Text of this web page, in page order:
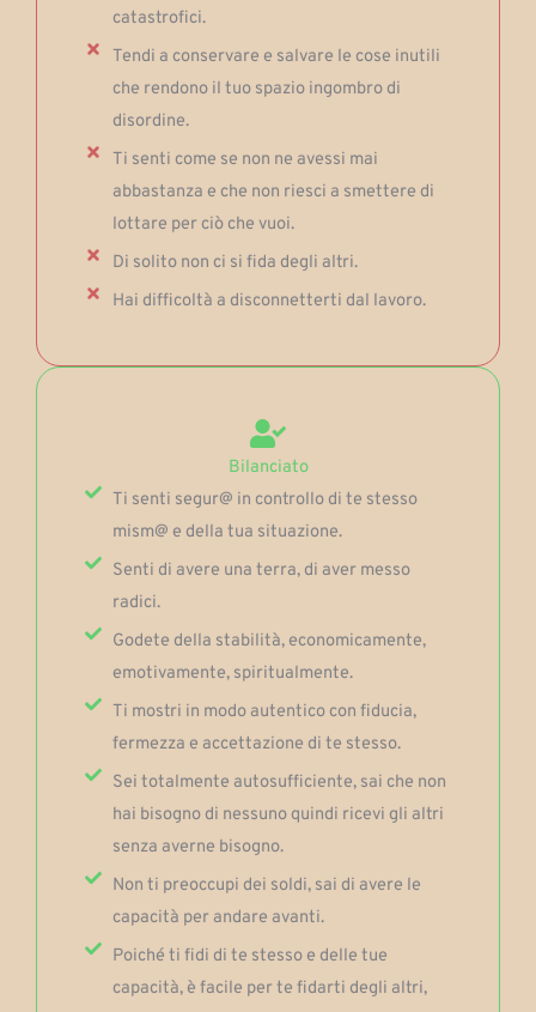
catastrofici.
Tendi a conservare e salvare le cose inutili
che rendono il tuo spazio ingombro di
disordine.
Ti senti come se non ne avessi mai
abbastanza e che non riesci a smettere di
lottare per ciò che vuoi.
Di solito non ci si fida degli altri.
Hai difficoltà a disconnetterti dal lavoro.
Bilanciato
Ti senti segur@ in controllo di te stesso
mism@ e della tua situazione.
Senti di avere una terra, di aver messo
radici.
Godete della stabilità, economicamente,
emotivamente, spiritualmente.
Ti mostri in modo autentico con fiducia,
fermezza e accettazione di te stesso.
Sei totalmente autosufficiente, sai che non
hai bisogno di nessuno quindi ricevi gli altri
senza averne bisogno.
Non ti preoccupi dei soldi, sai di avere le
capacità per andare avanti.
Poiché ti fidi di te stesso e delle tue
capacità, è facile per te fidarti degli altri,